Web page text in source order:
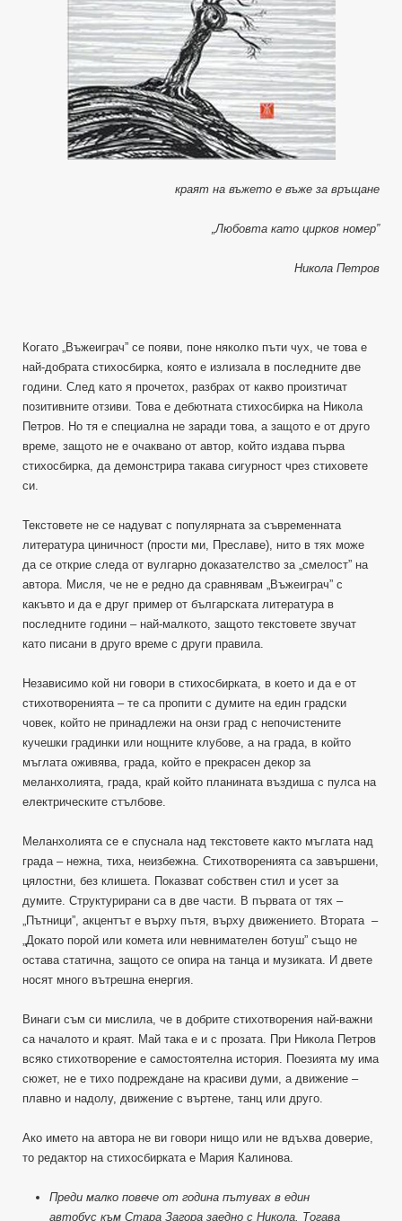
краят на въжето е въже за връщане
„Любовта като цирков номер”
Никола Петров
Когато „Въжеиграч” се появи, поне няколко пъти чух, че това е
най-добрата стихосбирка, която е излизала в последните две
години. След като я прочетох, разбрах от какво произтичат
позитивните отзиви. Това е дебютната стихосбирка на Никола
Петров. Но тя е специална не заради това, а защото е от друго
време, защото не е очаквано от автор, който издава първа
стихосбирка, да демонстрира такава сигурност чрез стиховете
си.
Текстовете не се надуват с популярната за съвременната
литература циничност (прости ми, Преславе), нито в тях може
да се открие следа от вулгарно доказателство за „смелост” на
автора. Мисля, че не е редно да сравнявам „Въжеиграч” с
какъвто и да е друг пример от българската литература в
последните години – най-малкото, защото текстовете звучат
като писани в друго време с други правила.
Независимо кой ни говори в стихосбирката, в което и да е от
стихотворенията – те са пропити с думите на един градски
човек, който не принадлежи на онзи град с непочистените
кучешки градинки или нощните клубове, а на града, в който
мъглата оживява, града, който е прекрасен декор за
меланхолията, града, край който планината въздиша с пулса на
електрическите стълбове.
Меланхолията се е спуснала над текстовете както мъглата над
града – нежна, тиха, неизбежна. Стихотворенията са завършени,
цялостни, без клишета. Показват собствен стил и усет за
думите. Структурирани са в две части. В първата от тях –
„Пътници”, акцентът е върху пътя, върху движението. Втората –
„Докато порой или комета или невнимателен ботуш” също не
остава статична, защото се опира на танца и музиката. И двете
носят много вътрешна енергия.
Винаги съм си мислила, че в добрите стихотворения най-важни
са началото и краят. Май така е и с прозата. При Никола Петров
всяко стихотворение е самостоятелна история. Поезията му има
сюжет, не е тихо подреждане на красиви думи, а движение –
плавно и надолу, движение с въртене, танц или друго.
Ако името на автора не ви говори нищо или не вдъхва доверие,
то редактор на стихосбирката е Мария Калинова.
Преди малко повече от година пътувах в един
автобус към Стара Загора заедно с Никола. Тогава